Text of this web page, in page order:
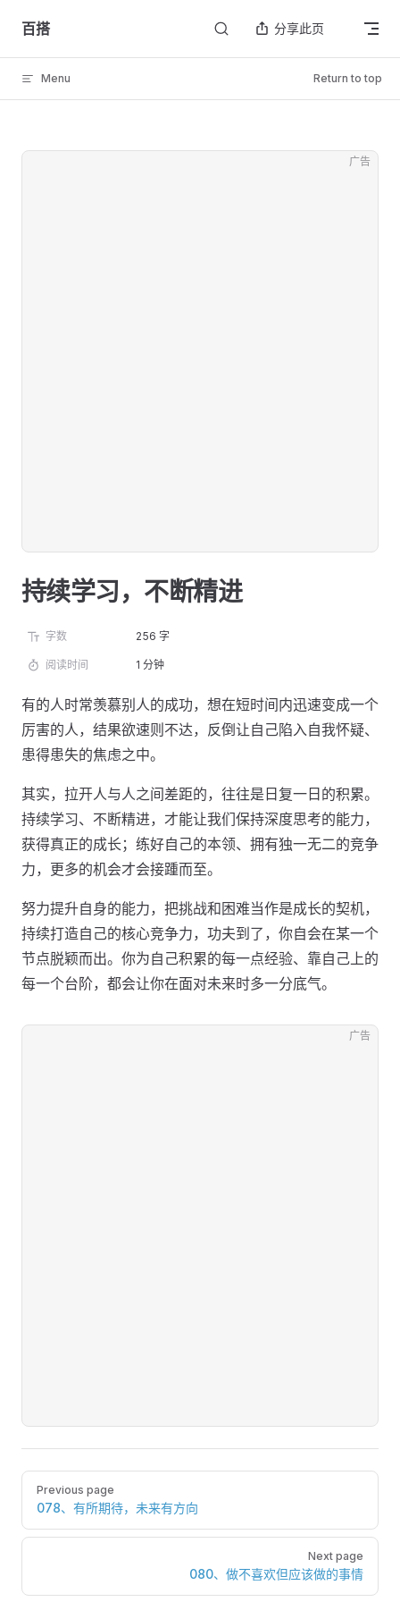
Skip to content
百搭 分享此页
Menu Return to top
广告
持续学习，不断精进
字数 256 字
阅读时间 1 分钟
有的人时常羡慕别人的成功，想在短时间内迅速变成一个
厉害的人，结果欲速则不达，反倒让自己陷入自我怀疑、
患得患失的焦虑之中。
其实，拉开人与人之间差距的，往往是日复一日的积累。
持续学习、不断精进，才能让我们保持深度思考的能力，
获得真正的成长；练好自己的本领、拥有独一无二的竞争
力，更多的机会才会接踵而至。
努力提升自身的能力，把挑战和困难当作是成长的契机，
持续打造自己的核心竞争力，功夫到了，你自会在某一个
节点脱颖而出。你为自己积累的每一点经验、靠自己上的
每一个台阶，都会让你在面对未来时多一分底气。
广告
Pager
Previous page
078、有所期待，未来有方向
Next page
080、做不喜欢但应该做的事情